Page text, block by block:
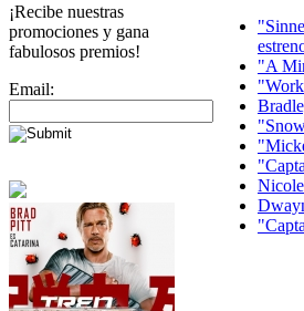
¡Recibe nuestras
promociones y gana
fabulosos premios!
Email:
"A